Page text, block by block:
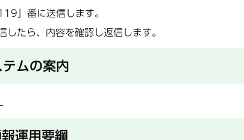
」番に送信します。
したら、内容を確認し返信します。
ムの案内
運用要綱